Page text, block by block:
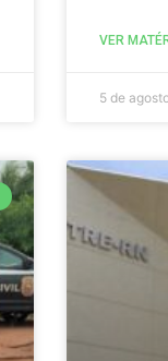
VER
5 de